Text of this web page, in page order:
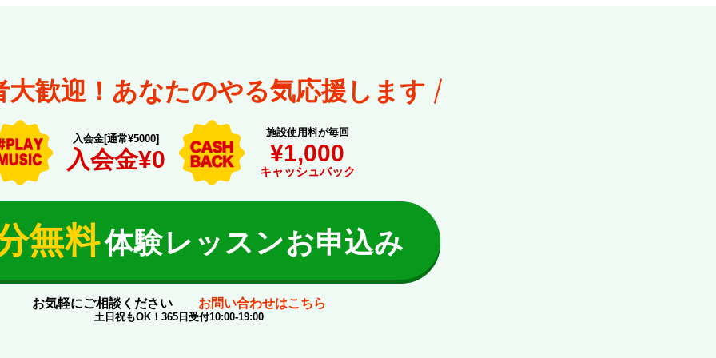
大歓迎！あなたのやる気応援します
入会金[通常¥5000]
入会金¥0
施設使用料が毎回
¥1,000
キャッシュバック
無料体験レッスンお申込み
お気軽にご相談ください お問い合わせはこちら
土日祝もOK！365日受付10:00-19:00